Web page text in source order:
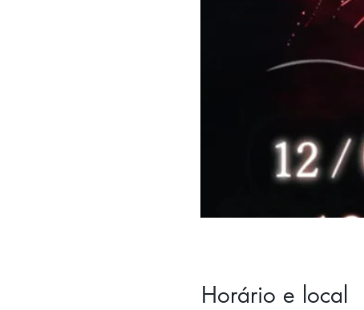
Horário e local